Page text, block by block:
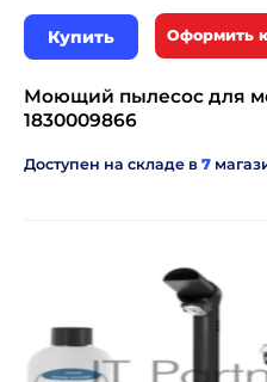
Купить Оформить
Моющий пылесос для
1830009866
Доступен на складе в 7